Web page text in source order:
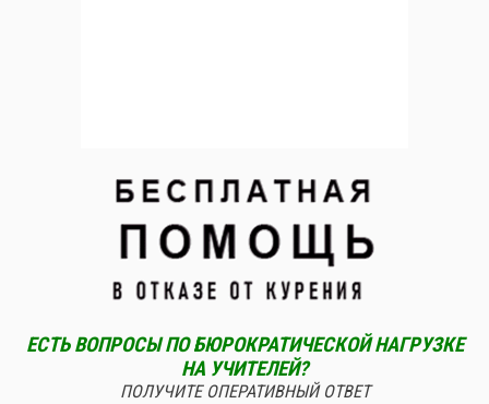
ЕСТЬ ВОПРОСЫ ПО БЮРОКРАТИЧЕСКОЙ НАГРУЗКЕ
НА УЧИТЕЛЕЙ?
ПОЛУЧИТЕ ОПЕРАТИВНЫЙ ОТВЕТ